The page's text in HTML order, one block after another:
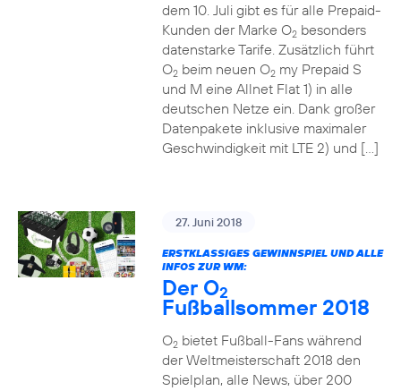
dem 10. Juli gibt es für alle Prepaid-
Kunden der Marke O2besonders
datenstarke Tarife. Zusätzlich führt
O2beim neuen O2my Prepaid S
und M eine Allnet Flat 1) in alle
deutschen Netze ein. Dank großer
Datenpakete inklusive maximaler
Geschwindigkeit mit LTE 2) und […]
27. Juni 2018
ERSTKLASSIGES GEWINNSPIEL UND ALLE
INFOS ZUR WM:
Der O2
Fußballsommer 2018
O2bietet Fußball-Fans während
der Weltmeisterschaft 2018 den
Spielplan, alle News, über 200